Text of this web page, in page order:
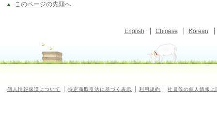
このページの先頭へ
English Chinese Korean
個人情報保護について 特定商取引法に基づく表示 利用規約 社員等の個人情報